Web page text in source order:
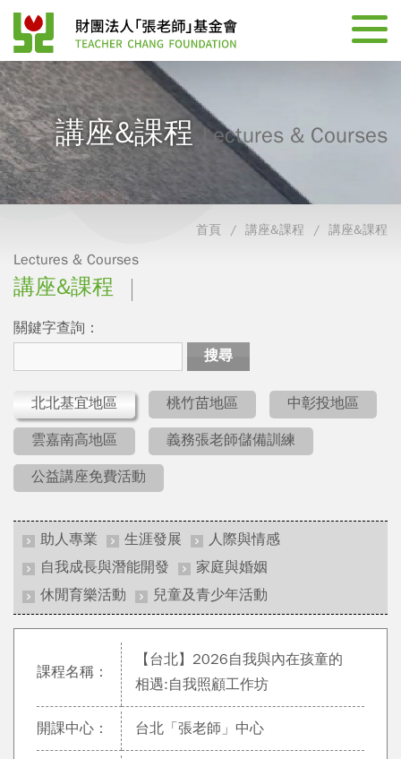
講座&課程 Lectures & Courses
首頁 講座&課程 講座&課程
Lectures & Courses
講座&課程
關鍵字查詢：
搜尋
北北基宜地區 桃竹苗地區 中彰投地區
雲嘉南高地區 義務張老師儲備訓練
公益講座免費活動
助人專業 生涯發展
人際與情感
自我成長與潛能開發
家庭與婚姻
休閒育樂活動
兒童及青少年活動
課程名稱：
【台北】2026自我與內在孩童的
相遇:自我照顧工作坊
開課中心： 台北「張老師」中心